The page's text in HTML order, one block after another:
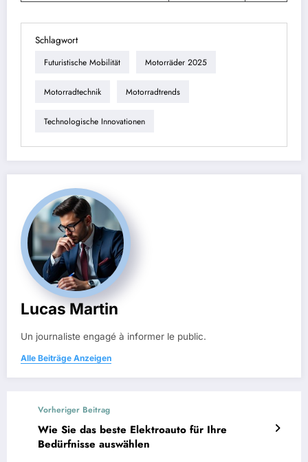
Schlagwort
Futuristische Mobilität Motorräder 2025
Motorradtechnik Motorradtrends
Technologische Innovationen
Lucas Martin
Un journaliste engagé à informer le public.
Alle Beiträge Anzeigen
Vorheriger Beitrag
Wie Sie das beste Elektroauto für Ihre
Bedürfnisse auswählen